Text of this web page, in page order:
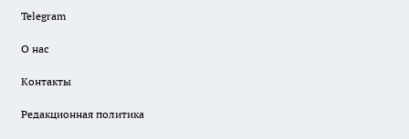
Telegram
О нас
Контакты
Редакционная политика